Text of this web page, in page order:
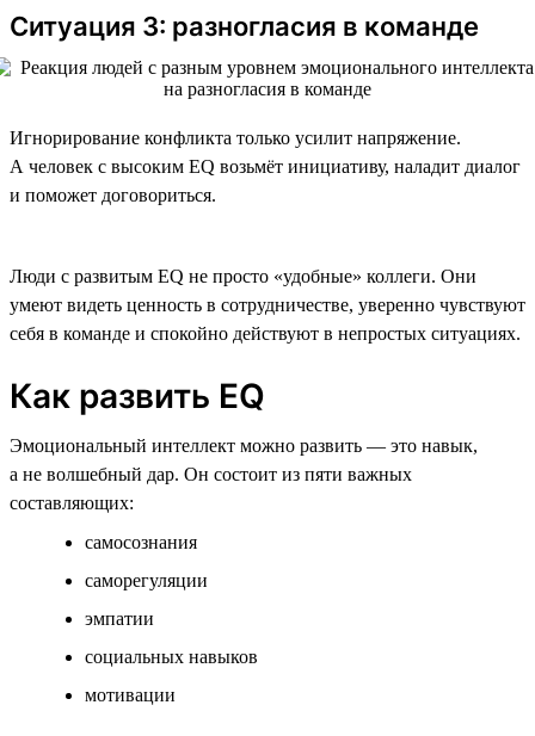
Ситуация 3: разногласия в команде
Игнорирование конфликта только усилит напряжение.
А человек с высоким EQ возьмёт инициативу, наладит диалог
и поможет договориться.
Люди с развитым EQ не просто «удобные» коллеги. Они
умеют видеть ценность в сотрудничестве, уверенно чувствуют
себя в команде и спокойно действуют в непростых ситуациях.
Как развить EQ
Эмоциональный интеллект можно развить — это навык,
а не волшебный дар. Он состоит из пяти важных
составляющих:
самосознания
саморегуляции
эмпатии
социальных навыков
мотивации